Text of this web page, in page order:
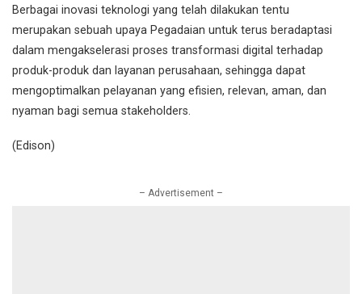
Berbagai inovasi teknologi yang telah dilakukan tentu
merupakan sebuah upaya Pegadaian untuk terus beradaptasi
dalam mengakselerasi proses transformasi digital terhadap
produk-produk dan layanan perusahaan, sehingga dapat
mengoptimalkan pelayanan yang efisien, relevan, aman, dan
nyaman bagi semua stakeholders.
(Edison)
– Advertisement –